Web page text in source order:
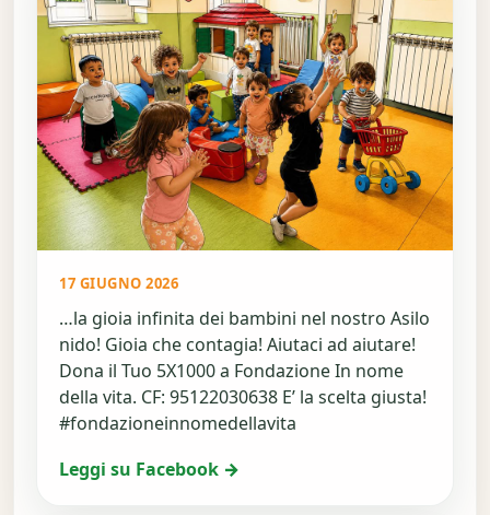
17 GIUGNO 2026
…la gioia infinita dei bambini nel nostro Asilo
nido! Gioia che contagia! Aiutaci ad aiutare!
Dona il Tuo 5X1000 a Fondazione In nome
della vita. CF: 95122030638 E’ la scelta giusta!
#fondazioneinnomedellavita
Leggi su Facebook →